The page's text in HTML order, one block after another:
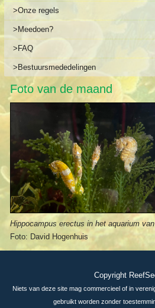
>Onze regels
>Meedoen?
>FAQ
>Bestuursmededelingen
Foto van de maand
Hippocampus erectus in het aquarium
Foto: David Hogenhuis
Copyright
Niets van deze site mag commercieel of in
gebruikt worden zonder